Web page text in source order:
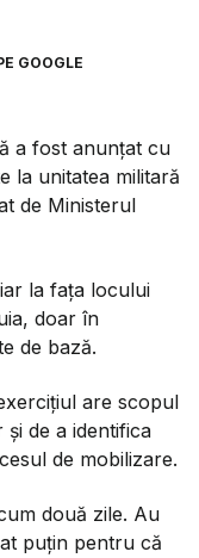
GOOGLE
a fost anunțat cu
la unitatea militară
de Ministerul
la fața locului
doar în
de bază.
are scopul
de a identifica
de mobilizare.
două zile. Au
puțin pentru că